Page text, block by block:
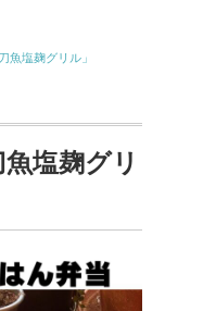
魚塩麹グリル」
塩麹グリ